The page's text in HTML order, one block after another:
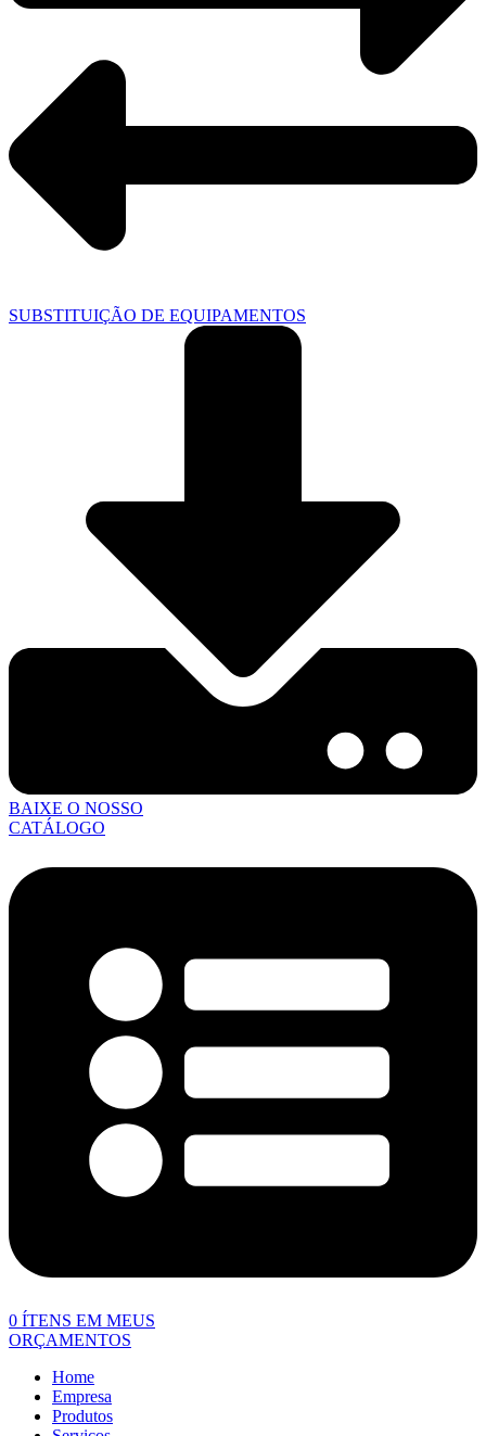
SUBSTITUIÇÃO DE EQUIPAMENTOS
BAIXE O NOSSO
CATÁLOGO
0 ÍTENS EM MEUS
ORÇAMENTOS
Home
Empresa
Produtos